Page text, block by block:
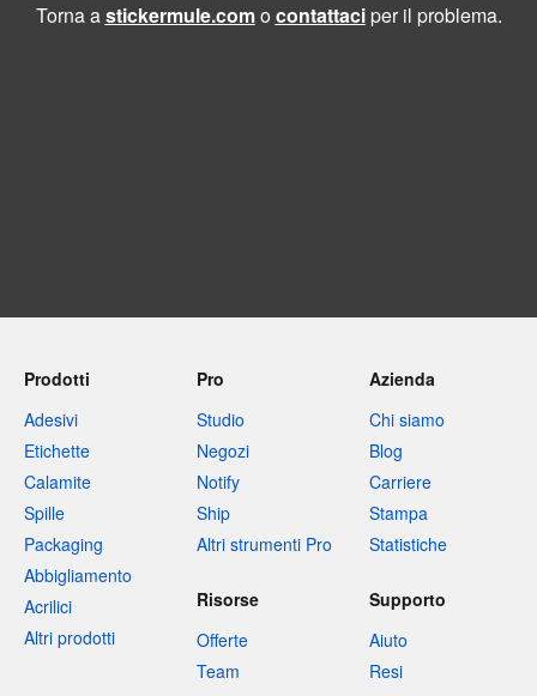
Torna astickermule.como contattaciper il problema.
Prodotti
Adesivi
Etichette
Calamite
Spille
Packaging
Abbigliamento
Acrilici
Altri prodotti
Pro
Studio
Negozi
Notify
Ship
Altri strumenti Pro
Azienda
Chi siamo
Blog
Carriere
Stampa
Statistiche
Risorse
Offerte
Team
Supporto
Aiuto
Resi